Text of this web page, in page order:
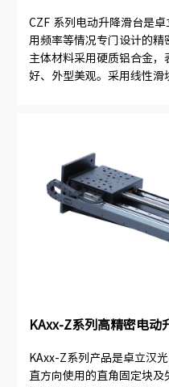
CZF 系列电动升降滑台是
用频率等情况专门设计的
主体材料采用硬质铝合金
好、外型美观。采用线性滑
KAxx-Z系列高精密电动
KAxx-Z系列产品是卓立汉
直方向使用的直角固定块